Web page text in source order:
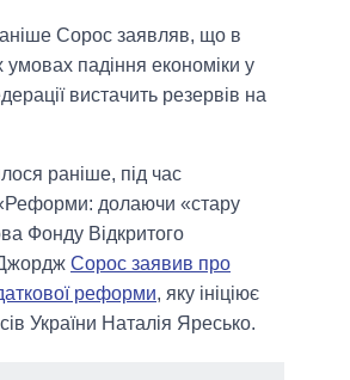
Сорос заявляв, що в
падіння економіки у
вистачить резервів на
раніше, під час
долаючи «стару
Фонду Відкритого
Сорос заявив про
реформи, яку ініціює
України Наталія Яресько.